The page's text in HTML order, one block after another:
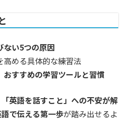
ない5つの原因
高める具体的な練習法
おすすめの学習ツールと習慣
「英語を話すこと」への不安が解
で伝える第一歩が踏み出せるよ